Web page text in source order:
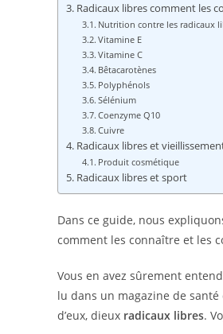
Radicaux libres comment les
Nutrition contre les radicaux
Vitamine E
Vitamine C
Bêtacarotènes
Polyphénols
Sélénium
Coenzyme Q10
Cuivre
Radicaux libres et
Produit cosmétique
Radicaux libres et sport
Dans ce guide, nous
comment les connaître et les
Vous en avez sûrement
lu dans un magazine de
d’eux, dieux radicaux libres.